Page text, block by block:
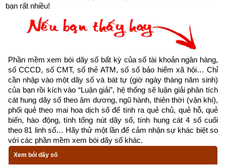
Học thuyết ngũ hành
dùng phương pháp lấy hình tượng để
so sánh, phân loại, đem các sự vật hoặc hiện tượng cần giải
thích chia ra thành 5 loại vật chất cơ bản là Kim, Mộc, Thủy,
Hỏa, Thổ.
Kim: là các loại kim loại nói chung, có tính chất thanh
tĩnh, cứng rắn, thuần khiết.
Thủy: là nước và khí lạnh, có tính chất lắng xuống dưới,
xâm lấn và có hình tượng là bóng tối.
Mộc: là các loại cây cối, thảo mộc, có tính chất mọc lên
và phát triển
bạn rất nhiều!
Phần mềm xem bói dãy số bất kỳ của số tài khoản ngân hàng,
số CCCD, số CMT, số thẻ ATM, số sổ bảo hiểm xã hội… Chỉ
cần nhập vào một dãy số và bát tự (giờ ngày tháng năm sinh)
của bạn rồi kích vào “Luận giải”, hệ thống sẽ luận giải phân tích
cát hung dãy số theo âm dương, ngũ hành, thiên thời (vận khí),
phối quẻ theo mai hoa dịch số để tính ra quẻ chủ, quẻ hỗ, quẻ
biến, hào động, tính tổng nút dãy số, tính hung cát 4 số cuối
theo 81 linh số… Hãy thử một lần để cảm nhận sự khác biệt so
với các phần mềm xem bói dãy số khác.
Xem bói dãy số